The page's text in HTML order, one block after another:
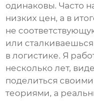
одинаковы. Часто
низких цен, а в
не
или
в логистике. Я
несколько лет,
поделиться
теориями, а